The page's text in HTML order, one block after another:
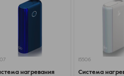
нагревания
15506
Система